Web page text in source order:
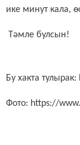
ике минут кала,
Тәмле булсын!
Бу хакта
Фото: https://